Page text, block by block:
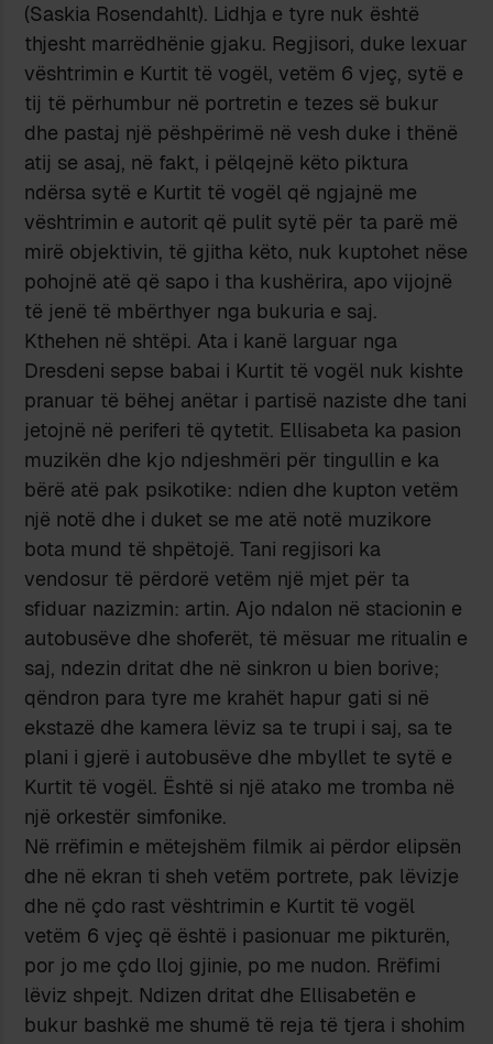
(Saskia Rosendahlt). Lidhja e tyre nuk është
thjesht marrëdhënie gjaku. Regjisori, duke lexuar
vështrimin e Kurtit të vogël, vetëm 6 vjeç, sytë e
tij të përhumbur në portretin e tezes së bukur
dhe pastaj një pëshpërimë në vesh duke i thënë
atij se asaj, në fakt, i pëlqejnë këto piktura
ndërsa sytë e Kurtit të vogël që ngjajnë me
vështrimin e autorit që pulit sytë për ta parë më
mirë objektivin, të gjitha këto, nuk kuptohet nëse
pohojnë atë që sapo i tha kushërira, apo vijojnë
të jenë të mbërthyer nga bukuria e saj.
Kthehen në shtëpi. Ata i kanë larguar nga
Dresdeni sepse babai i Kurtit të vogël nuk kishte
pranuar të bëhej anëtar i partisë naziste dhe tani
jetojnë në periferi të qytetit. Ellisabeta ka pasion
muzikën dhe kjo ndjeshmëri për tingullin e ka
bërë atë pak psikotike: ndien dhe kupton vetëm
një notë dhe i duket se me atë notë muzikore
bota mund të shpëtojë. Tani regjisori ka
vendosur të përdorë vetëm një mjet për ta
sfiduar nazizmin: artin. Ajo ndalon në stacionin e
autobusëve dhe shoferët, të mësuar me ritualin e
saj, ndezin dritat dhe në sinkron u bien borive;
qëndron para tyre me krahët hapur gati si në
ekstazë dhe kamera lëviz sa te trupi i saj, sa te
plani i gjerë i autobusëve dhe mbyllet te sytë e
Kurtit të vogël. Është si një atako me tromba në
një orkestër simfonike.
Në rrëfimin e mëtejshëm filmik ai përdor elipsën
dhe në ekran ti sheh vetëm portrete, pak lëvizje
dhe në çdo rast vështrimin e Kurtit të vogël
vetëm 6 vjeç që është i pasionuar me pikturën,
por jo me çdo lloj gjinie, po me nudon. Rrëfimi
lëviz shpejt. Ndizen dritat dhe Ellisabetën e
bukur bashkë me shumë të reja të tjera i shohim